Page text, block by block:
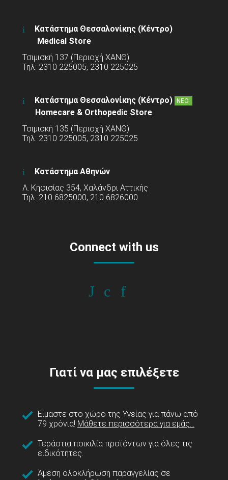
Κατάστημα Θεσσαλονίκης (Κέντρο)
Medical Store
Τσιμισκή 137 (Περιοχή ΧΑΝΘ)
Τηλ: 2310 225005, 2310 225025
Κατάστημα Θεσσαλονίκης (Κέντρο) ΝΕΟ
Homecare & Orthopedic Store
Τσιμισκή 135 (Περιοχή ΧΑΝΘ)
Τηλ: 2310 225005, 2310 225025
Κατάστημα Αθηνών
Λ. Κηφισίας 354, Χαλάνδρι Αττικής
Τηλ: 210 6825000, 210 6826000
Connect with us
Γιατί να μας επιλέξετε
Είμαστε στο χώρο της Υγείας για πάνω από
79 χρόνια! Μάθετε περισσότερα για εμάς...
Τεράστια ποικιλία προϊόντων για όλες τις
ειδικότητες.
Άμεση ολοκλήρωση παραγγελίας σε